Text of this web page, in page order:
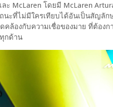
McLaren โดยมี McLaren
ะที่ไม่มีใครเทียบได้อันเป็นสัญลัก
ล้องกับความเชื่อของมาย ที่ต้องก
กด้าน